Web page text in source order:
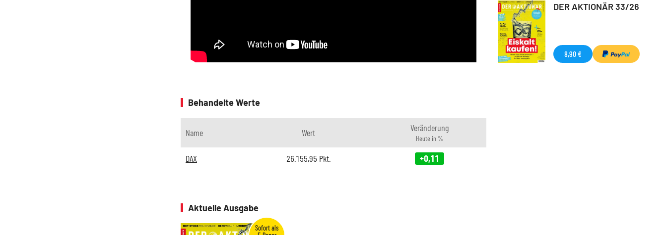
Behandelte Werte
Name Wert Veränderung
Heute in %
DAX 26.155,95 Pkt. +0,11
Aktuelle Ausgabe
DER AKTIONÄR 33/26
8,90 €